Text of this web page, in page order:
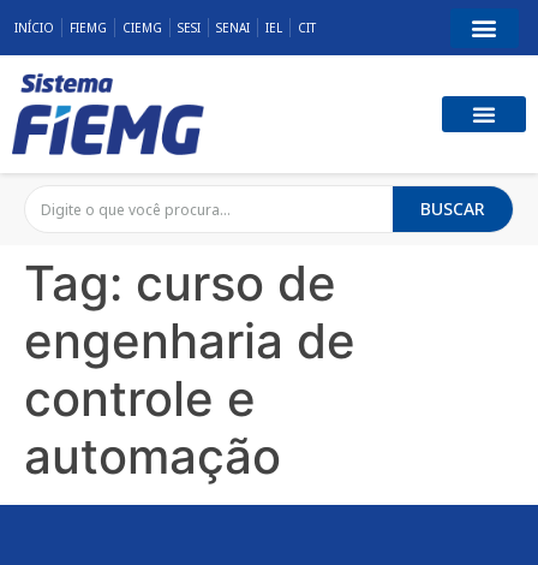
INÍCIO FIEMG CIEMG SESI SENAI IEL CIT
BUSCAR
Tag: curso de
engenharia de
controle e
automação